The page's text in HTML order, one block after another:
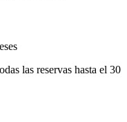
las reservas hasta el 30